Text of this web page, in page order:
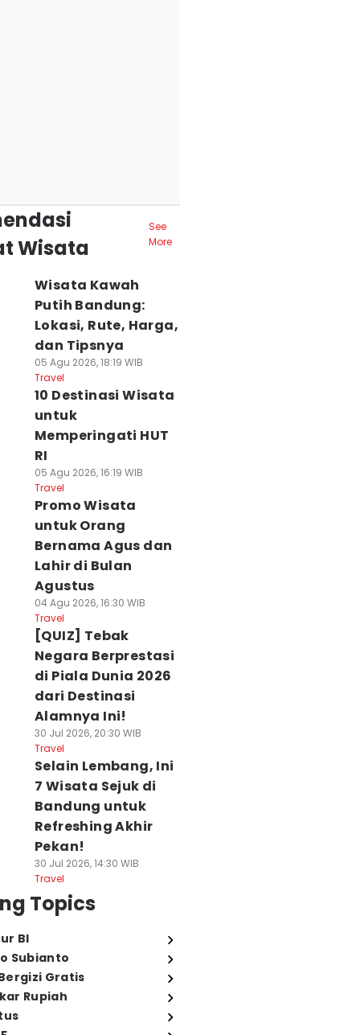
Wisata
See
More
Wisata Kawah
Putih Bandung:
Lokasi, Rute, Harga,
dan Tipsnya
05 Agu 2026, 18:19 WIB
Travel
10 Destinasi Wisata
untuk
Memperingati HUT
RI
05 Agu 2026, 16:19 WIB
Travel
Promo Wisata
untuk Orang
Bernama Agus dan
Lahir di Bulan
Agustus
04 Agu 2026, 16:30 WIB
Travel
[QUIZ] Tebak
Negara Berprestasi
di Piala Dunia 2026
dari Destinasi
Alamnya Ini!
30 Jul 2026, 20:30 WIB
Travel
Selain Lembang, Ini
7 Wisata Sejuk di
Bandung untuk
Refreshing Akhir
Pekan!
30 Jul 2026, 14:30 WIB
Travel
Topics
BI
Subianto
Gratis
Rupiah